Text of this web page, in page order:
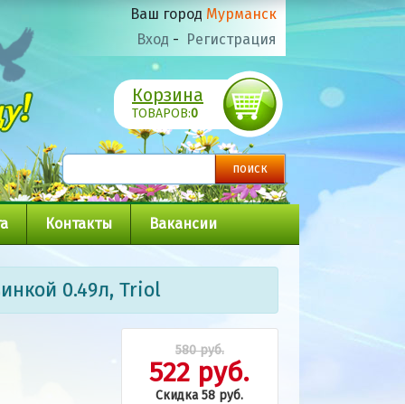
Ваш город Мурманск
Вход - Регистрация
Корзина
ТОВАРОВ:0
Контакты Вакансии
0.49л, Triol
580 руб.
522 руб.
Скидка 58 руб.